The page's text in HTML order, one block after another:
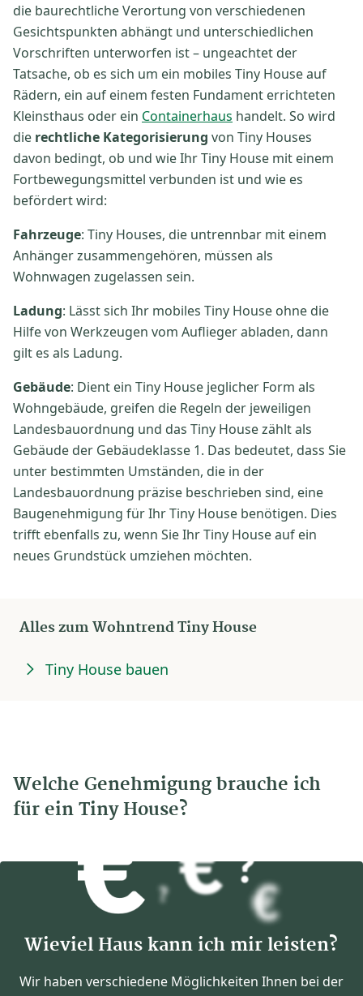
die baurechtliche Verortung von verschiedenen
Gesichtspunkten abhängt und unterschiedlichen
Vorschriften unterworfen ist – ungeachtet der
Tatsache, ob es sich um ein mobiles Tiny House auf
Rädern, ein auf einem festen Fundament errichteten
Kleinsthaus oder ein Containerhaus handelt. So wird
die rechtliche Kategorisierung von Tiny Houses
davon bedingt, ob und wie Ihr Tiny House mit einem
Fortbewegungsmittel verbunden ist und wie es
befördert wird:
Fahrzeuge: Tiny Houses, die untrennbar mit einem
Anhänger zusammengehören, müssen als
Wohnwagen zugelassen sein.
Ladung: Lässt sich Ihr mobiles Tiny House ohne die
Hilfe von Werkzeugen vom Auflieger abladen, dann
gilt es als Ladung.
Gebäude: Dient ein Tiny House jeglicher Form als
Wohngebäude, greifen die Regeln der jeweiligen
Landesbauordnung und das Tiny House zählt als
Gebäude der Gebäudeklasse 1. Das bedeutet, dass Sie
unter bestimmten Umständen, die in der
Landesbauordnung präzise beschrieben sind, eine
Baugenehmigung für Ihr Tiny House benötigen. Dies
trifft ebenfalls zu, wenn Sie Ihr Tiny House auf ein
neues Grundstück umziehen möchten.
Alles zum Wohntrend Tiny House
Tiny House bauen
Welche Genehmigung brauche ich
für ein Tiny House?
Wieviel Haus kann ich mir leisten?
Wir haben verschiedene Möglichkeiten Ihnen bei der